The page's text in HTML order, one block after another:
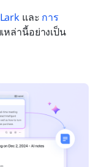
และ การ
ล่านี้อย่างเป็น